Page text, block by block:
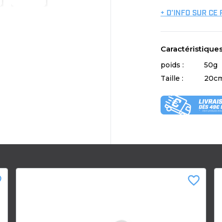
+ D’INFO SUR CE
poids : 50g
Taille :
favorite_border